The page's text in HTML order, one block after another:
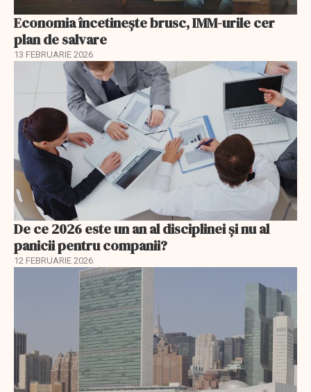
Economia încetinește brusc, IMM-urile cer
plan de salvare
13 FEBRUARIE 2026
De ce 2026 este un an al disciplinei și nu al
panicii pentru companii?
12 FEBRUARIE 2026